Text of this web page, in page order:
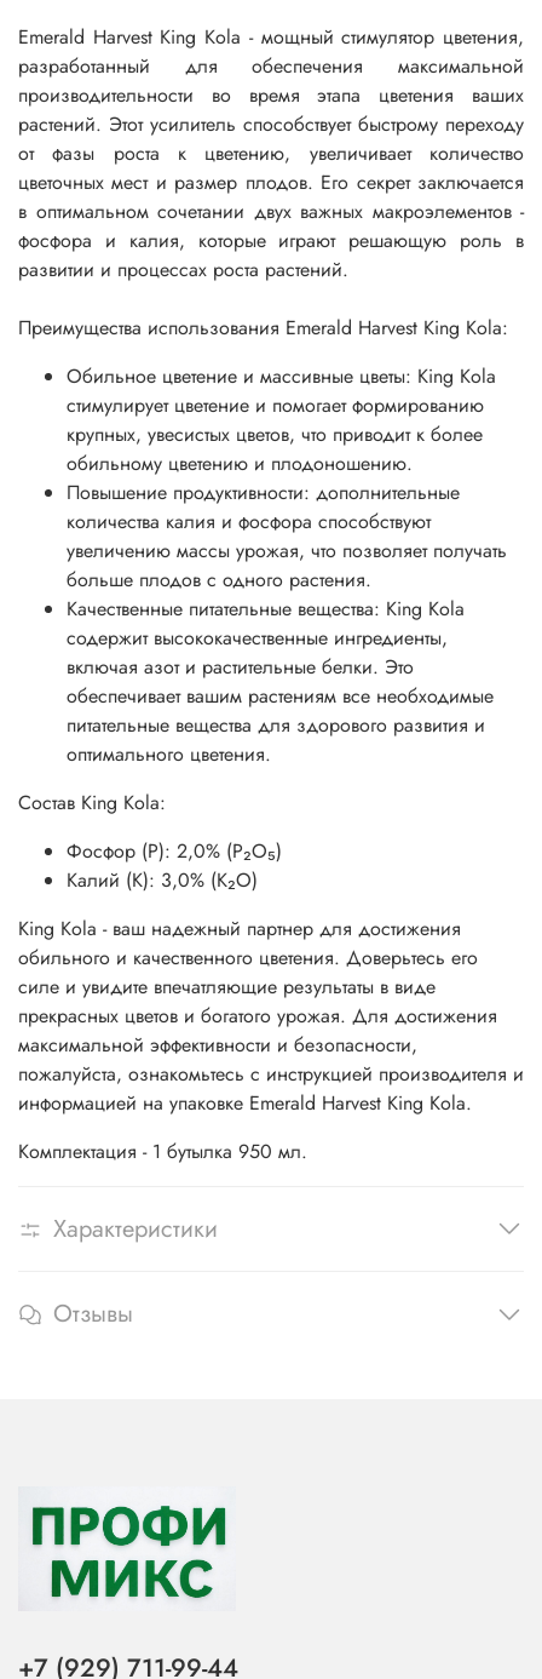
Emerald Harvest King Kola - мощный стимулятор цветения,
разработанный для обеспечения максимальной
производительности во время этапа цветения ваших
растений. Этот усилитель способствует быстрому переходу
от фазы роста к цветению, увеличивает количество
цветочных мест и размер плодов. Его секрет заключается
в оптимальном сочетании двух важных макроэлементов -
фосфора и калия, которые играют решающую роль в
развитии и процессах роста растений.
Преимущества использования Emerald Harvest King Kola:
Обильное цветение и массивные цветы: King Kola
стимулирует цветение и помогает формированию
крупных, увесистых цветов, что приводит к более
обильному цветению и плодоношению.
Повышение продуктивности: дополнительные
количества калия и фосфора способствуют
увеличению массы урожая, что позволяет получать
больше плодов с одного растения.
Качественные питательные вещества: King Kola
содержит высококачественные ингредиенты,
включая азот и растительные белки. Это
обеспечивает вашим растениям все необходимые
питательные вещества для здорового развития и
оптимального цветения.
Состав King Kola:
Фосфор (Р): 2,0% (P₂O₅)
Калий (К): 3,0% (K₂O)
King Kola - ваш надежный партнер для достижения
обильного и качественного цветения. Доверьтесь его
силе и увидите впечатляющие результаты в виде
прекрасных цветов и богатого урожая. Для достижения
максимальной эффективности и безопасности,
пожалуйста, ознакомьтесь с инструкцией производителя и
информацией на упаковке Emerald Harvest King Kola.
Комплектация - 1 бутылка 950 мл.
Характеристики
Отзывы
+7 (929) 711-99-44